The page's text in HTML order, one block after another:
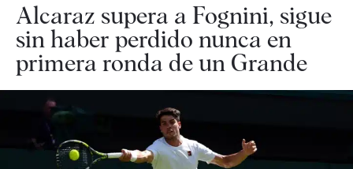
Alcaraz supera a Fognini, sigue
sin haber perdido nunca en
primera ronda de un Grande